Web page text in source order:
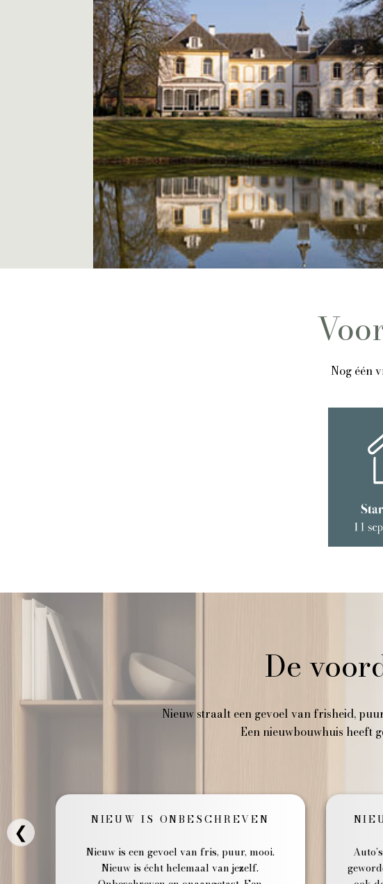
Nog één
De
Nieuw straalt een gevoel van frisheid,
Een nieuwbouwhuis heeft
NIEUW IS ONBESCHREVEN
Nieuw is een gevoel van fris, puur, mooi.
Nieuw is écht helemaal van jezelf.
❮